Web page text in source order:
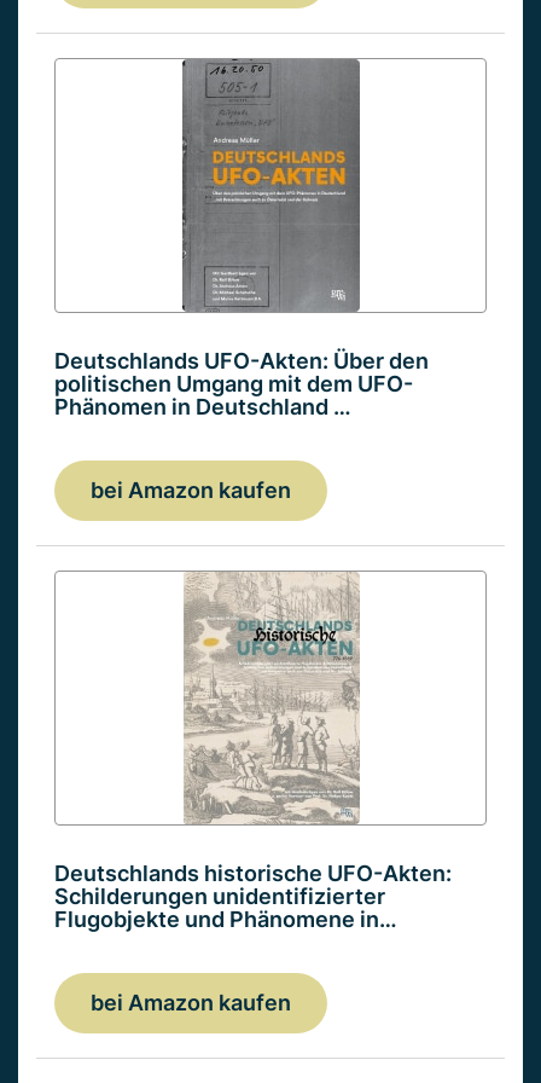
Deutschlands UFO-Akten: Über den
politischen Umgang mit dem UFO-
Phänomen in Deutschland …
bei Amazon kaufen
Deutschlands historische UFO-Akten:
Schilderungen unidentifizierter
Flugobjekte und Phänomene in…
bei Amazon kaufen